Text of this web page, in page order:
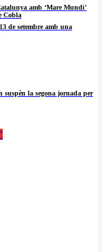
amb ‘Mare Mundi’
Cobla
de setembre amb una
suspèn la segona jornada per